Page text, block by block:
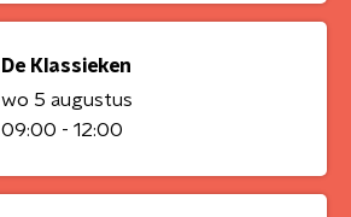
De Klassieken
wo 5 augustus
09:00 - 12:00